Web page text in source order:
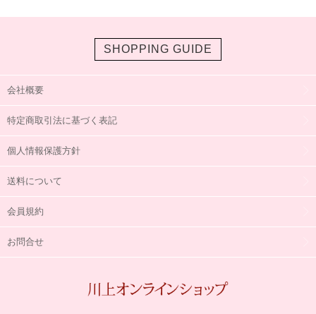
SHOPPING GUIDE
会社概要
特定商取引法に基づく表記
個人情報保護方針
送料について
会員規約
お問合せ